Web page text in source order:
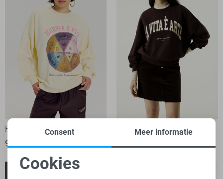
Harper & Yve sweater
99,99
Garcia sweater
Noodzakelijke cookies
Consent Meer informatie
Cookies